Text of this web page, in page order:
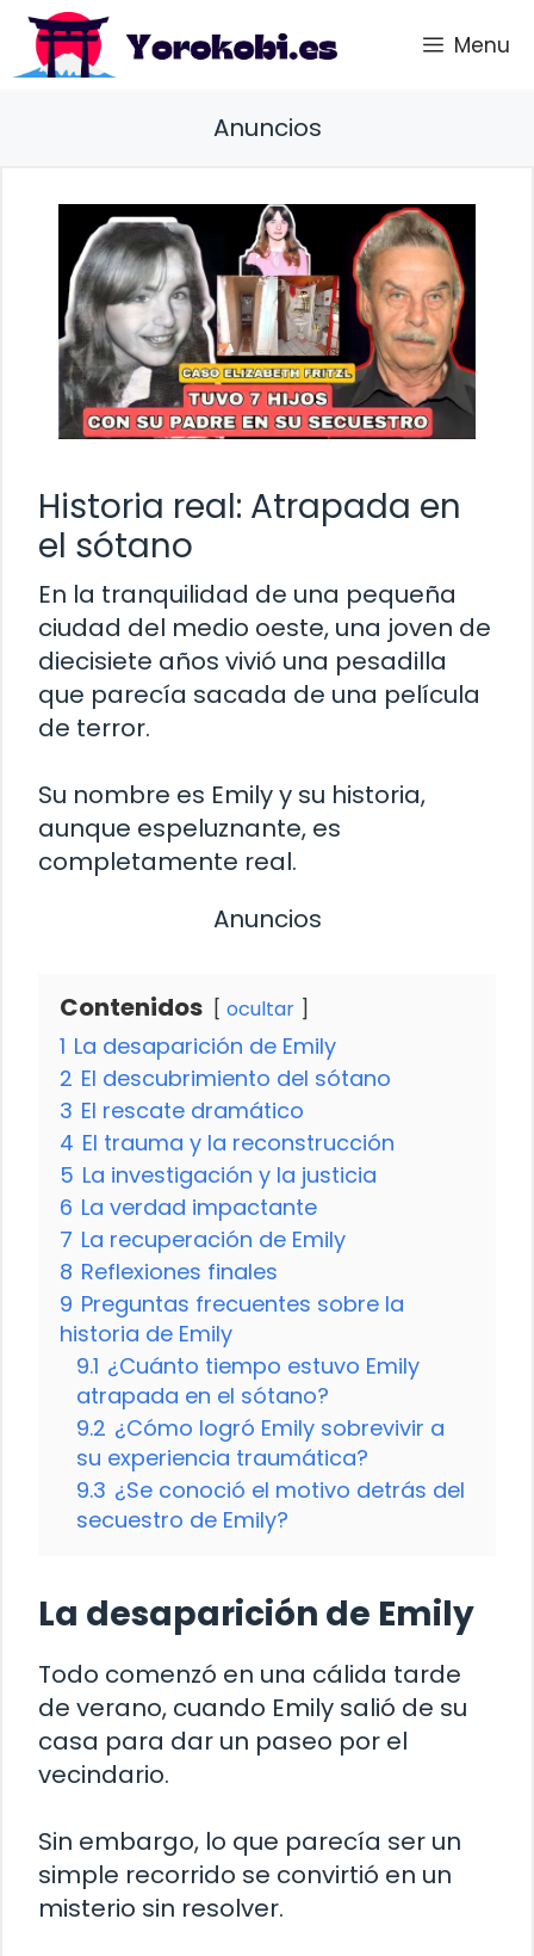
Saltar
contenido
Menu
Anuncios
Historia real: Atrapada en
el sótano
En la tranquilidad de una pequeña
ciudad del medio oeste, una joven de
diecisiete años vivió una pesadilla
que parecía sacada de una película
de terror.
Su nombre es Emily y su historia,
aunque espeluznante, es
completamente real.
Anuncios
Contenidos ocultar
1 La desaparición de Emily
2 El descubrimiento del sótano
3 El rescate dramático
4 El trauma y la reconstrucción
5 La investigación y la justicia
6 La verdad impactante
7 La recuperación de Emily
8 Reflexiones finales
9 Preguntas frecuentes sobre la
historia de Emily
9.1 ¿Cuánto tiempo estuvo Emily
atrapada en el sótano?
9.2 ¿Cómo logró Emily sobrevivir a
su experiencia traumática?
9.3 ¿Se conoció el motivo detrás del
secuestro de Emily?
La desaparición de Emily
Todo comenzó en una cálida tarde
de verano, cuando Emily salió de su
casa para dar un paseo por el
vecindario.
Sin embargo, lo que parecía ser un
simple recorrido se convirtió en un
misterio sin resolver.